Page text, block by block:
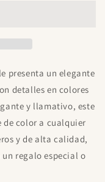
presenta un elegante
detalles en colores
y llamativo, este
color a cualquier
y de alta calidad,
regalo especial o